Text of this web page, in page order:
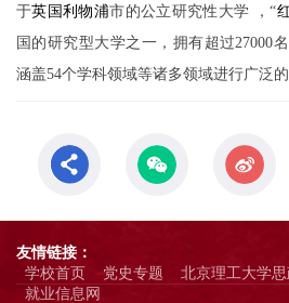
于英国利物浦市的公立研究性大学 ，“
国的研究型大学之一， 拥有超过27000
涵盖54个学科领域等诸多领域进行广泛的
友情链接：
学校首页
党史专题 北京理工大学
就业信息网